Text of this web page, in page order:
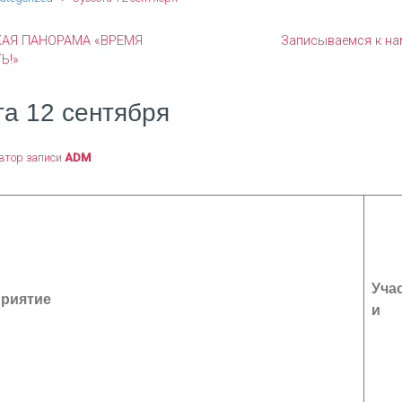
ПАНОРАМА «ВРЕМЯ
Записываемся к
12 сентября
записи ADM
и